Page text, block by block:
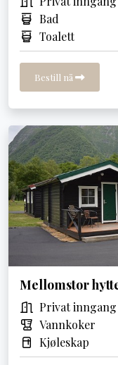
Bad
Toalett
Bestill nå
Mellomstor
Privat inngang
Vannkoker
Kjøleskap